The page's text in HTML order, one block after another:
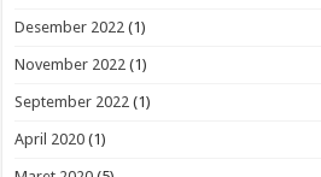
Desember 2022 (1)
November 2022 (1)
September 2022 (1)
April 2020 (1)